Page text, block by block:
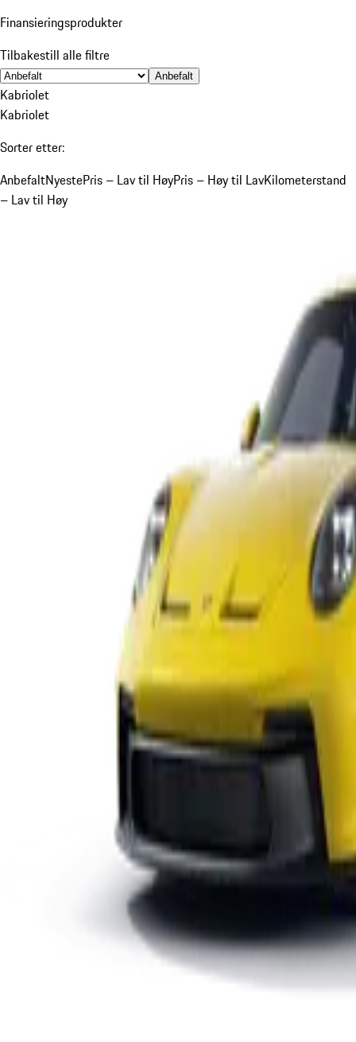
Finansieringsprodukter
Tilbakestill alle filtre
Anbefalt
Kabriolet
Kabriolet
Sorter etter:
AnbefaltNyestePris – Lav til HøyPris – Høy til LavKilometerstand
– Lav til Høy